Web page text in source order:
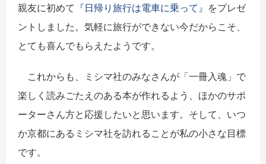
親友に初めて 『日帰り旅行は電車に乗って』 をプレゼ
ントしました。気軽に旅行ができない今だからこそ、
とても喜んでもらえたようです。
これからも、ミシマ社のみなさんが「一冊入魂」で
楽しく読みごたえのある本が作れるよう、ほかのサポ
ーターさん方と応援したいと思います。そして、いつ
か京都にあるミシマ社を訪れることが私の小さな目標
です。